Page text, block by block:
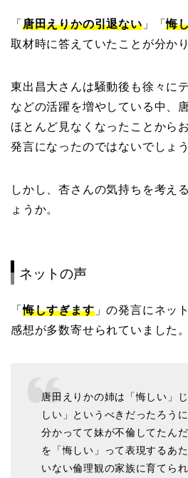
「 唐田えりかの引退ない」「悔
取材時に答えていたことが分か
東出昌大さんは騒動後も徐々に
などの活躍を増やしている中、
ほとんど見なくなったことから
発言になったのではないでしょう
しかし、杏さんの気持ちを考え
ょうか。
ネットの声
「悔しすぎます」の発言にネッ
感想が多数寄せられていました。
唐田えりかの姉は「悔しい」
しい」というべきだったろう
分かってて妹が不倫してたん
を「悔しい」って表現するあ
いない倫理観の家族に育てら